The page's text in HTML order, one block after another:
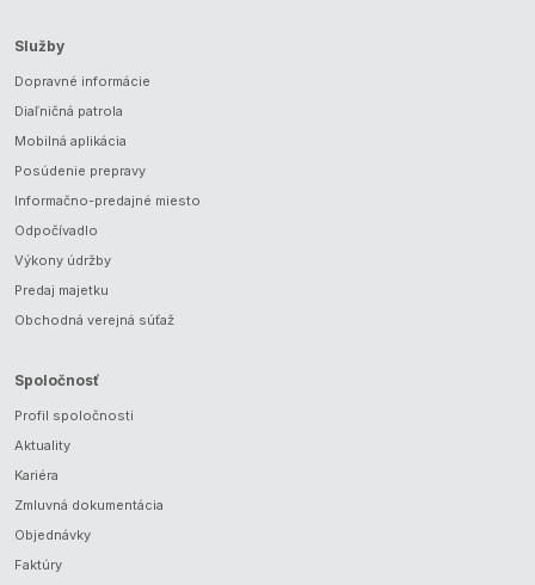
Služby
Dopravné informácie
Diaľničná patrola
Mobilná aplikácia
Posúdenie prepravy
Informačno-predajné miesto
Odpočívadlo
Výkony údržby
Predaj majetku
Obchodná verejná súťaž
Spoločnosť
Profil spoločnosti
Aktuality
Kariéra
Zmluvná dokumentácia
Objednávky
Faktúry